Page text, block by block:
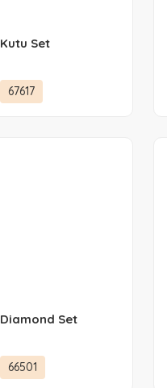
Kutu Set
67617
Diamond Set
66501